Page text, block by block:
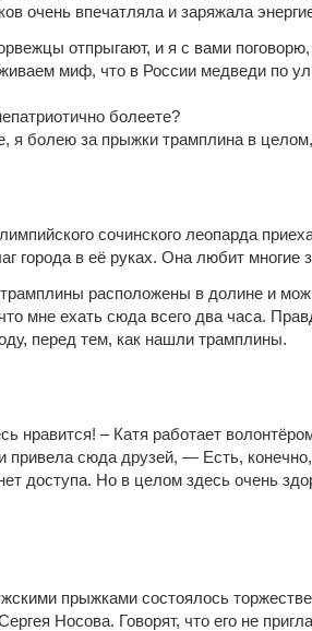
очень впечатляла и заряжала
отпрыгают, и я с вами
миф, что в России медведи по
болеете?
болею за прыжки трамплина в
сочинского леопарда
города в её руках. Она любит
расположены в долине и
мне ехать сюда всего два часа.
перед тем, как нашли трамплины.
нравится! – Катя работает
привела сюда друзей, — Есть,
доступа. Но в целом здесь очень
прыжками состоялось
Носова. Говорят, что его не